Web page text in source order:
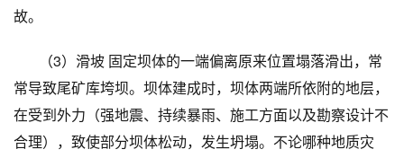
故。
（3） 滑坡 固定坝体的一端偏离原来位置塌落滑出，常
常导致尾矿库垮坝。坝体建成时，坝体两端所依附的地层，
在受到外力（强地震、持续暴雨、施工方面以及勘察设计不
合理），致使部分坝体松动，发生坍塌。不论哪种地质灾